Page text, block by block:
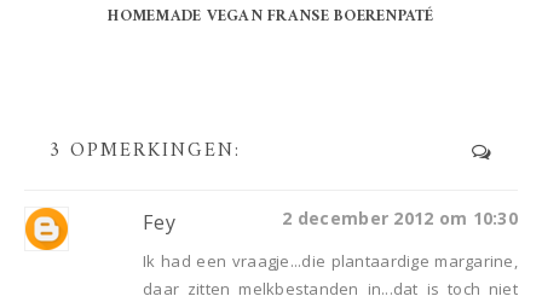
HOMEMADE VEGAN FRANSE BOERENPATÉ
3 OPMERKINGEN:
Fey 2 december 2012 om 10:30
Ik had een vraagje...die plantaardige margarine,
daar zitten melkbestanden in...dat is toch niet